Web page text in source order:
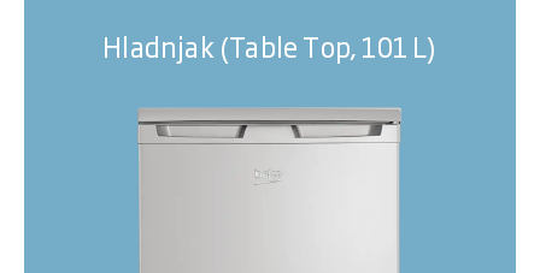
Hladnjak (Table Top, 101 L)